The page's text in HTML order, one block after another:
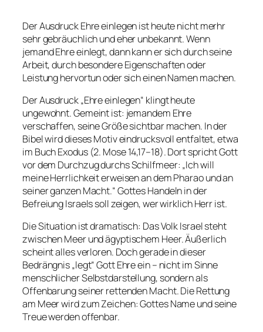
Der Ausdruck Ehre einlegen ist heute nicht merhr
sehr gebräuchlich und eher unbekannt. Wenn
jemand Ehre einlegt, dann kann er sich durch seine
Arbeit, durch besondere Eigenschaften oder
Leistung hervortun oder sich einen Namen machen.
Der Ausdruck „Ehre einlegen“ klingt heute
ungewohnt. Gemeint ist: jemandem Ehre
verschaffen, seine Größe sichtbar machen. In der
Bibel wird dieses Motiv eindrucksvoll entfaltet, etwa
im Buch Exodus (2. Mose 14,17–18). Dort spricht Gott
vor dem Durchzug durchs Schilfmeer: „Ich will
meine Herrlichkeit erweisen an dem Pharao und an
seiner ganzen Macht.“ Gottes Handeln in der
Befreiung Israels soll zeigen, wer wirklich Herr ist.
Die Situation ist dramatisch: Das Volk Israel steht
zwischen Meer und ägyptischem Heer. Äußerlich
scheint alles verloren. Doch gerade in dieser
Bedrängnis „legt“ Gott Ehre ein – nicht im Sinne
menschlicher Selbstdarstellung, sondern als
Offenbarung seiner rettenden Macht. Die Rettung
am Meer wird zum Zeichen: Gottes Name und seine
Treue werden offenbar.